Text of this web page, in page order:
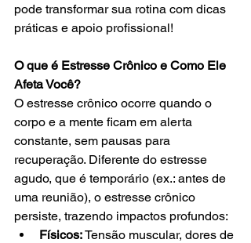
pode transformar sua rotina com dicas
práticas e apoio profissional!
O que é Estresse Crônico e Como Ele
Afeta Você?
O estresse crônico ocorre quando o
corpo e a mente ficam em alerta
constante, sem pausas para
recuperação. Diferente do estresse
agudo, que é temporário (ex.: antes de
uma reunião), o estresse crônico
persiste, trazendo impactos profundos:
Físicos: Tensão muscular, dores de